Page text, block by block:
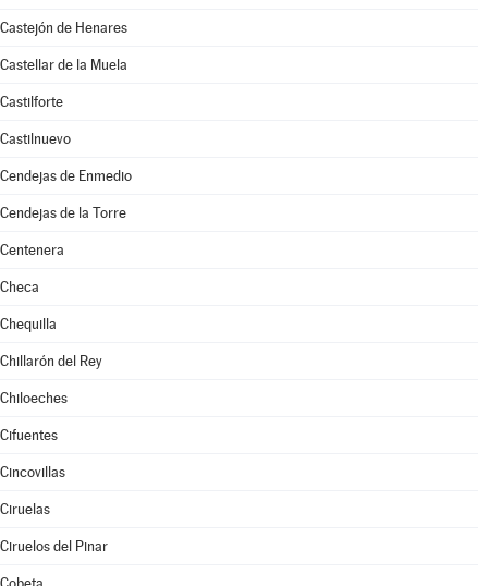
Castejón de Henares
Castellar de la Muela
Castilforte
Castilnuevo
Cendejas de Enmedio
Cendejas de la Torre
Centenera
Checa
Chequilla
Chillarón del Rey
Chiloeches
Cifuentes
Cincovillas
Ciruelas
Ciruelos del Pinar